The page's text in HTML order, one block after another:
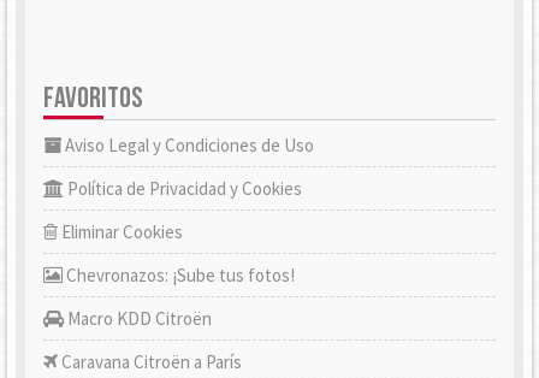
FAVORITOS
Aviso Legal y Condiciones de Uso
Política de Privacidad y Cookies
Eliminar Cookies
Chevronazos: ¡Sube tus fotos!
Macro KDD Citroën
Caravana Citroën a París